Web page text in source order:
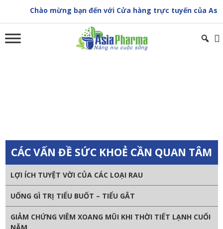
content
Chào mừng bạn đến với Cửa hàng trực tuyến của Asia
CÁC VẤN ĐỀ SỨC KHOẺ CẦN QUAN TÂM
LỢI ÍCH TUYỆT VỜI CỦA CÁC LOẠI RAU
UỐNG GÌ TRỊ TIỂU BUỐT – TIỂU GẮT
GIẢM CHỨNG VIÊM XOANG MŨI KHI THỜI TIẾT LẠNH CUỐI